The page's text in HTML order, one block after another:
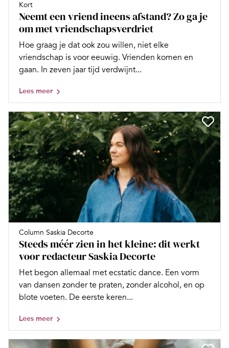
Kort
Neemt een vriend ineens afstand? Zo ga je
om met vriendschapsverdriet
Hoe graag je dat ook zou willen, niet elke
vriendschap is voor eeuwig. Vrienden komen en
gaan. In zeven jaar tijd verdwijnt...
Lees meer
Column Saskia Decorte
Steeds méér zien in het kleine: dit werkt
voor redacteur Saskia Decorte
Het begon allemaal met ecstatic dance. Een vorm
van dansen zonder te praten, zonder alcohol, en op
blote voeten. De eerste keren...
Lees meer